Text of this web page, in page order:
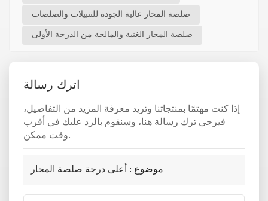
صلصة المحار عالية الجودة للتتبيلات والصلصات
صلصة المحار الغنية والمالحة من الدرجة الأولى
اترك رسالة
إذا كنت مهتمًا بمنتجاتنا وتريد معرفة المزيد من التفاصيل،
فيرجى ترك رسالة هنا، وسنقوم بالرد عليك في أقرب
وقت ممكن.
موضوع : أعلى درجة صلصة المحار